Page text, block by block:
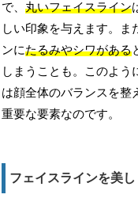
で、丸いフェイスライン
しい印象を与えます。ま
ンにたるみやシワがある
しまうことも。このよう
は顔全体のバランスを整
重要な要素なのです。
フェイスラインを美